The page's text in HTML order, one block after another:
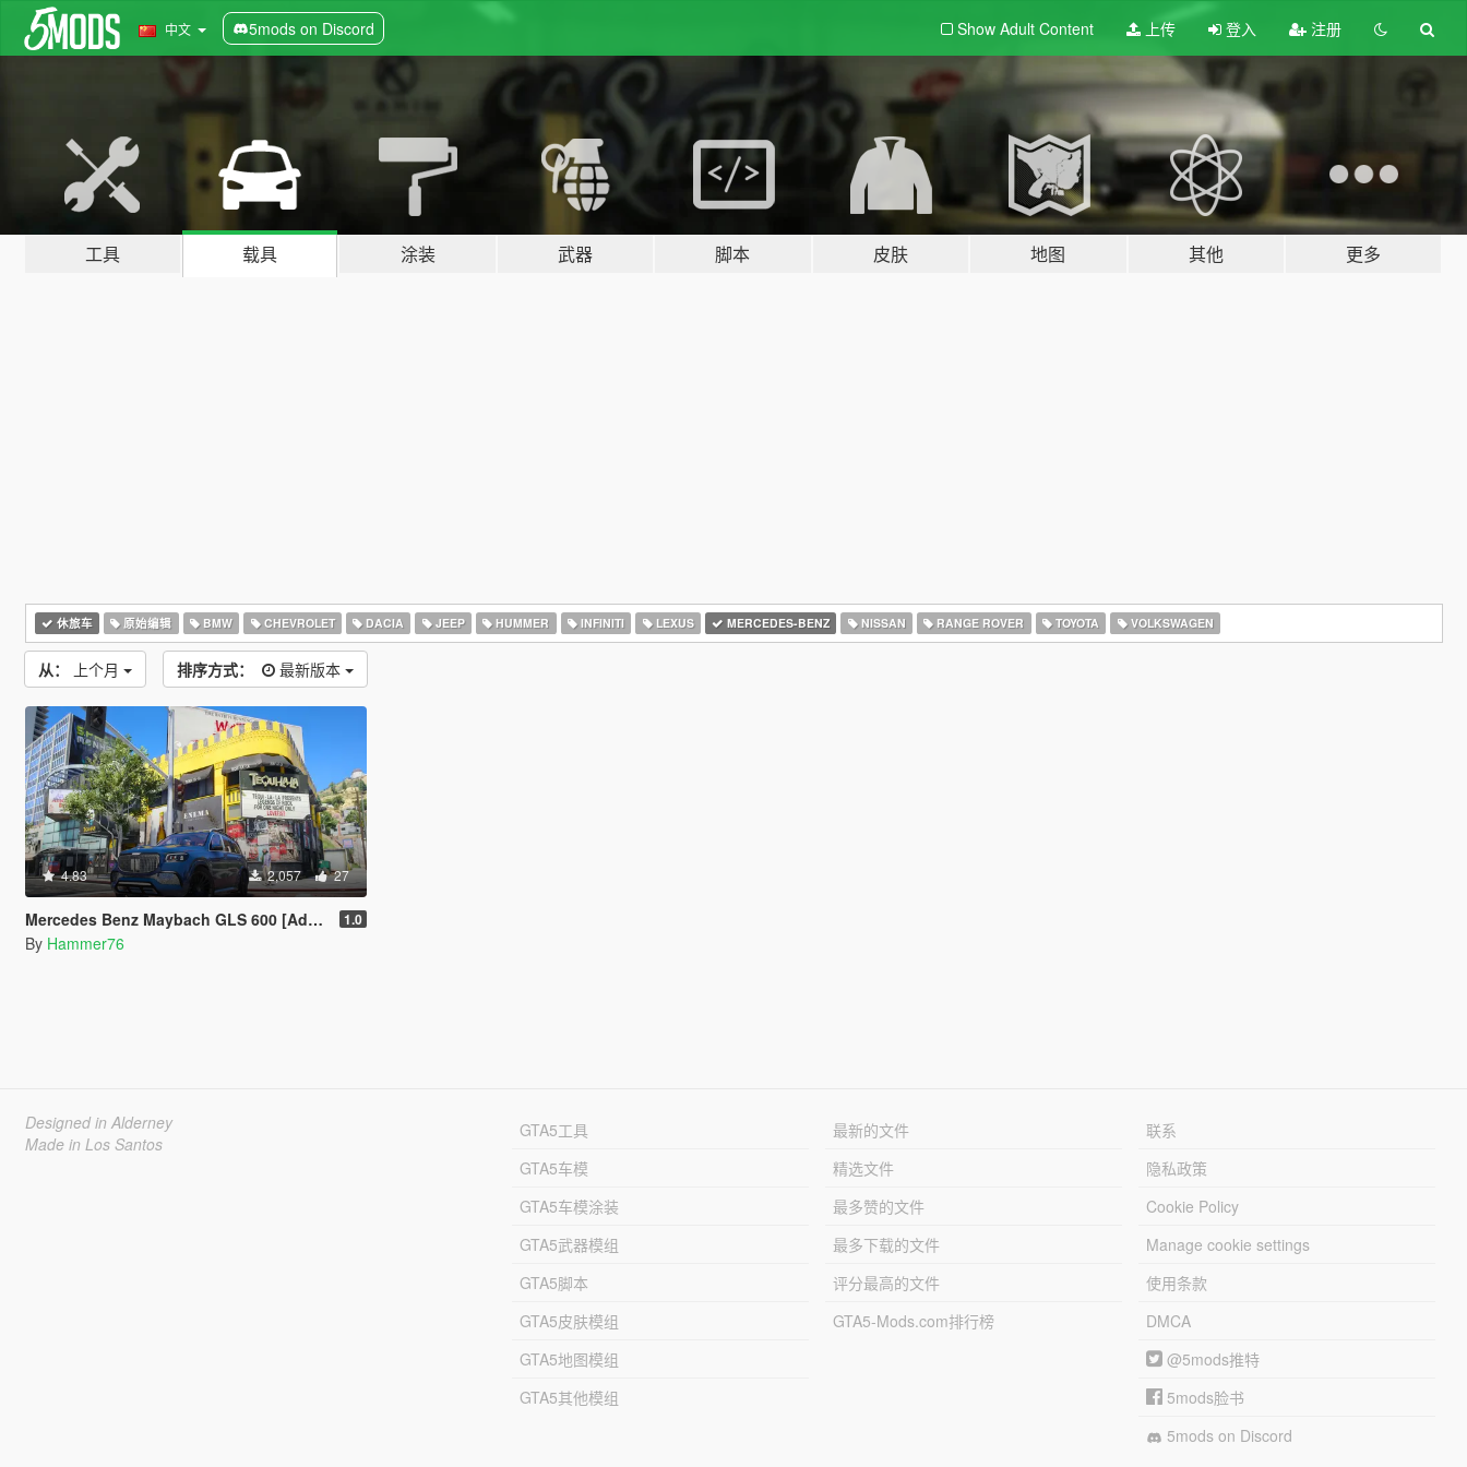
中文 5mods on Discord Show Adult Content 上传 登入 注册
工具 载具 涂装 武器 脚本 皮肤 地图 其他 更多
休旅车 原始编辑 BMW CHEVROLET DACIA JEEP HUMMER INFINITI LEXUS MERCEDES-BENZ NISSAN RANGE ROVER TOYOTA VOLKSWAGEN
从： 上个月 排序方式： 最新版本
4.83 2,057 27
Mercedes Benz Maybach GLS 600 [Add-On | Legacy | Enhanced] 1.0
By Hammer76
Designed in Alderney
Made in Los Santos
GTA5工具
GTA5车模
GTA5车模涂装
GTA5武器模组
GTA5脚本
GTA5皮肤模组
GTA5地图模组
GTA5其他模组
最新的文件
精选文件
最多赞的文件
最多下载的文件
评分最高的文件
GTA5-Mods.com排行榜
联系
隐私政策
Cookie Policy
Manage cookie settings
使用条款
DMCA
@5mods推特
5mods脸书
5mods on Discord